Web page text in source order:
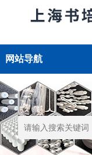
网站导航